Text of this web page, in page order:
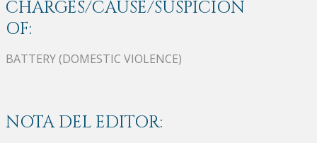
CHARGES/CAUSE/SUSPICION
OF:
BATTERY (DOMESTIC VIOLENCE)
NOTA DEL EDITOR: